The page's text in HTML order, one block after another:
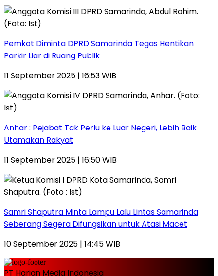
Pemkot Diminta DPRD Samarinda Tegas Hentikan
Parkir Liar di Ruang Publik
11 September 2025 | 16:53 WIB
Anhar : Pejabat Tak Perlu ke Luar Negeri, Lebih Baik
Utamakan Rakyat
11 September 2025 | 16:50 WIB
Samri Shaputra Minta Lampu Lalu Lintas Samarinda
Seberang Segera Difungsikan untuk Atasi Macet
10 September 2025 | 14:45 WIB
PT Harian Media Indonesia